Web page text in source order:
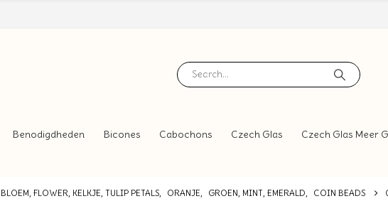
Benodigdheden Bicones Cabochons Czech Glas Czech Glas Meer
BLOEM, FLOWER, KELKJE, TULIP PETALS, ORANJE, GROEN, MINT, EMERALD, COIN BEADS